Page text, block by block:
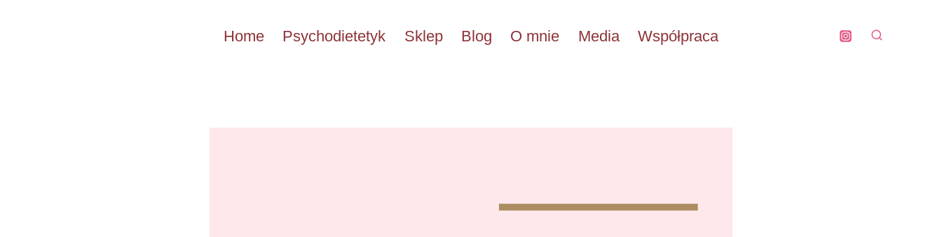
Home Psychodietetyk Sklep Blog O mnie Media Współpraca